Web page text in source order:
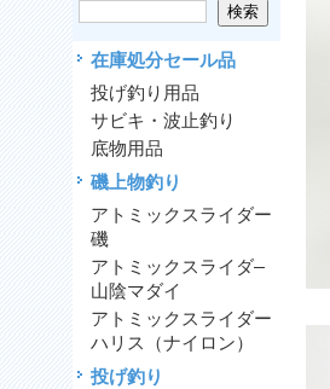
在庫処分セール品
投げ釣り用品
サビキ・波止釣り
底物用品
磯上物釣り
アトミックスライダー
磯
アトミックスライダ―
山陰マダイ
アトミックスライダー
ハリス（ナイロン）
投げ釣り